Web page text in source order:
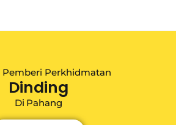
Pemberi Perkhidmatan
Dinding
Di Pahang